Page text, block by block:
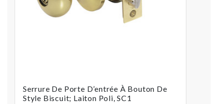
Serrure De Porte D’entrée À Bouton De
Style Biscuit; Laiton Poli, SC1